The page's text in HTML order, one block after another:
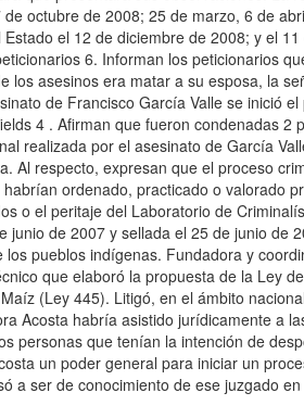
octubre de 2008; 25 de marzo, 6 de
el 12 de diciembre de 2008; y el
6. Informan los peticionarios
asesinos era matar a su esposa, la
de Francisco García Valle se inició
4 . Afirman que fueron condenadas 2
realizada por el asesinato de García
Al respecto, expresan que el proceso
ordenado, practicado o valorado
o el peritaje del Laboratorio de
de 2007 y sellada el 25 de junio de
pueblos indígenas. Fundadora y
que elaboró la propuesta de la Ley
(Ley 445). Litigó, en el ámbito
Acosta habría asistido jurídicamente a
personas que tenían la intención de
un poder general para iniciar un
a ser de conocimiento de ese juzgado